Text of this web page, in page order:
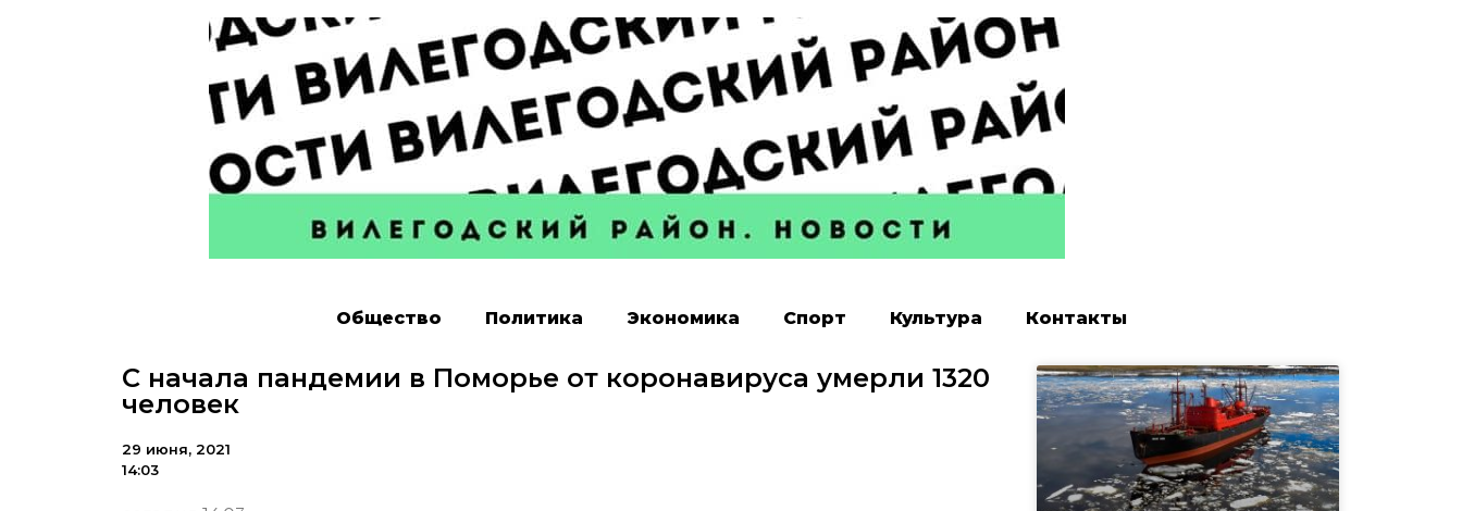
Общество Политика Экономика Спорт Культура Контакты
С начала пандемии в Поморье от коронавируса умерли 1320
человек
29 июня, 2021
14:03